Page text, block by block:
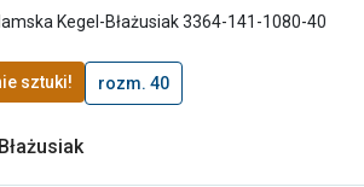
Kegel-Błażusiak 3364-141-1080-40
sztuki! rozm. 40